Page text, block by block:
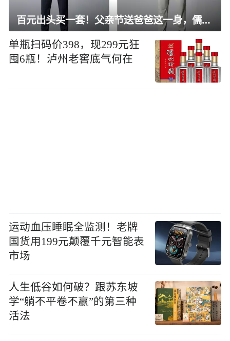
百元出头买一套！父亲节送爸爸这一身，儒雅有型还凉爽
单瓶扫码价398，现299元狂
囤6瓶！泸州老窖底气何在
运动血压睡眠全监测！老牌
国货用199元颠覆千元智能表
市场
人生低谷如何破？跟苏东坡
学“躺不平卷不赢”的第三种
活法